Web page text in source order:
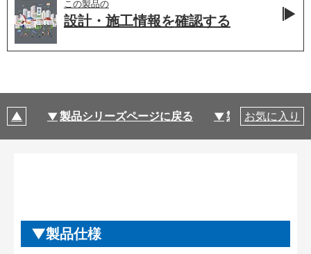
この製品の
設計・施工情報を確認する
製品シリーズページに戻る 製品仕様
お気に入り
製品仕様